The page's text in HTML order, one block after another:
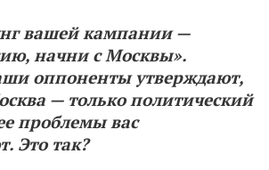
вашей кампании —
начни с Москвы».
оппоненты утверждают,
— только политический
проблемы вас
Это так?